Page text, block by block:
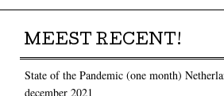
MEEST RECENT!
State of the Pandemic (one month)
december 2021